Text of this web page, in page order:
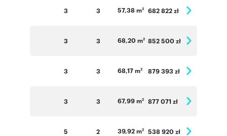
3 3 57,38 m2 682 822 zł
3 3 68,20 m2 852 500 zł
3 3 68,17 m2 879 393 zł
3 3 67,99 m2 877 071 zł
5 2 39,92 m2 538 920 zł